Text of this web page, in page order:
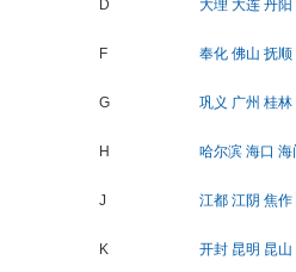
D 大理 大连 丹阳
F 奉化 佛山 抚顺
G 巩义 广州 桂林
H 哈尔滨 海口 海
J 江都 江阴 焦作
K 开封 昆明 昆山